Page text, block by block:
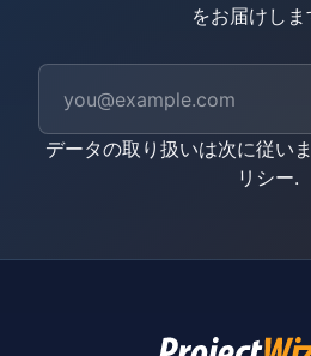
をお届けしま
データの取り扱いは次に従い
リシー.